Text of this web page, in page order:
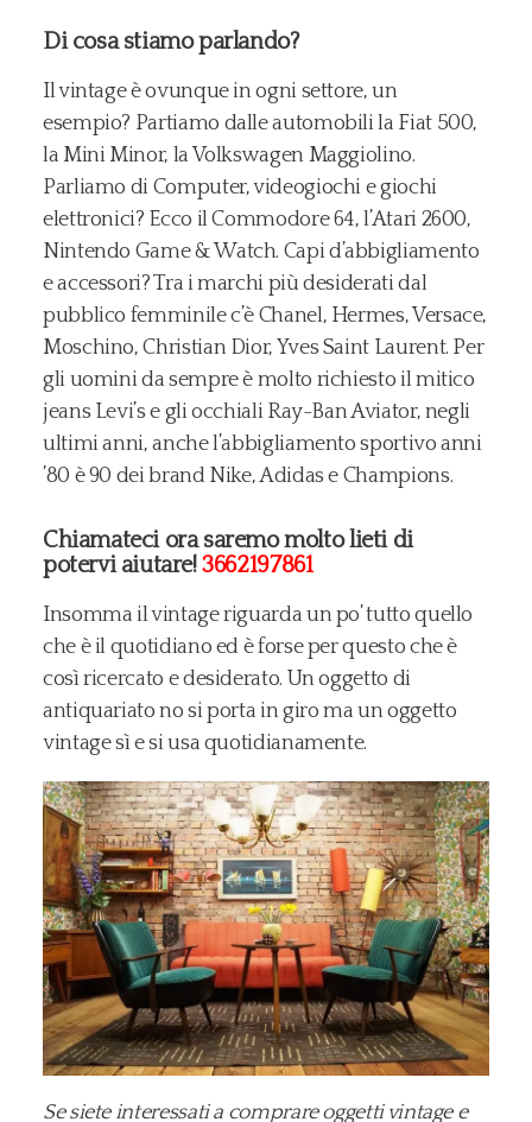
Di cosa stiamo parlando?
Il vintage è ovunque in ogni settore, un
esempio? Partiamo dalle automobili la Fiat 500,
la Mini Minor, la Volkswagen Maggiolino.
Parliamo di Computer, videogiochi e giochi
elettronici? Ecco il Commodore 64, l’Atari 2600,
Nintendo Game & Watch. Capi d’abbigliamento
e accessori? Tra i marchi più desiderati dal
pubblico femminile c’è Chanel, Hermes, Versace,
Moschino, Christian Dior, Yves Saint Laurent. Per
gli uomini da sempre è molto richiesto il mitico
jeans Levi’s e gli occhiali Ray-Ban Aviator, negli
ultimi anni, anche l’abbigliamento sportivo anni
’80 è 90 dei brand Nike, Adidas e Champions.
Chiamateci ora saremo molto lieti di
potervi aiutare!3662197861
Insomma il vintage riguarda un po’ tutto quello
che è il quotidiano ed è forse per questo che è
così ricercato e desiderato. Un oggetto di
antiquariato no si porta in giro ma un oggetto
vintage sì e si usa quotidianamente.
Se siete interessati a comprare oggetti vintage e